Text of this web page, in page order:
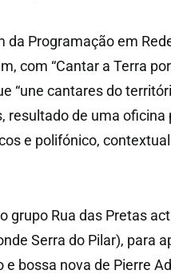
da Programação em
com “Cantar a Terra
“une cantares do
resultado de uma oficina
e polifónico,
grupo Rua das Pretas
Serra do Pilar), para
bossa nova de Pierre